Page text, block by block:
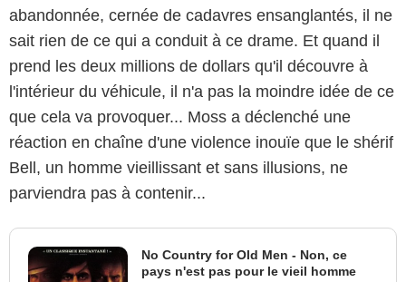
abandonnée, cernée de cadavres ensanglantés, il ne
sait rien de ce qui a conduit à ce drame. Et quand il
prend les deux millions de dollars qu'il découvre à
l'intérieur du véhicule, il n'a pas la moindre idée de ce
que cela va provoquer... Moss a déclenché une
réaction en chaîne d'une violence inouïe que le shérif
Bell, un homme vieillissant et sans illusions, ne
parviendra pas à contenir...
No Country for Old Men - Non, ce
pays n'est pas pour le vieil homme